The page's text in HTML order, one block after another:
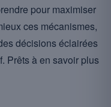
pour maximiser
ces mécanismes,
décisions éclairées
Prêts à en savoir plus